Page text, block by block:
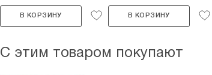
В КОРЗИНУ В КОРЗИНУ
С этим товаром покупают